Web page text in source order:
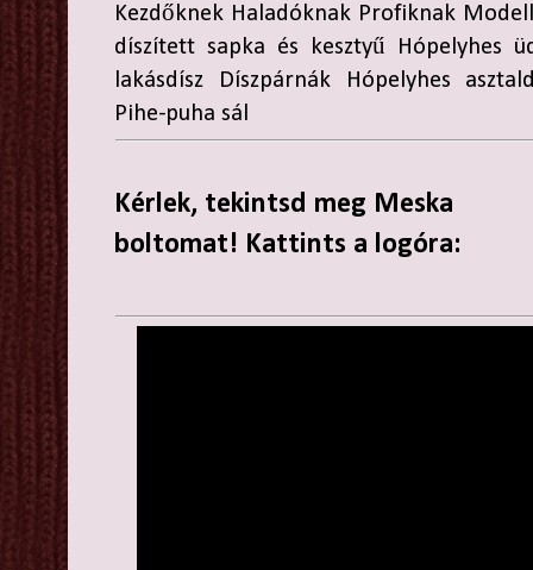
Kezdőknek Haladóknak Profiknak
díszített sapka és kesztyű Hópelyhes
lakásdísz Díszpárnák Hópelyhes
Pihe-puha sál
Kérlek, tekintsd meg Meska
boltomat! Kattints a logóra: